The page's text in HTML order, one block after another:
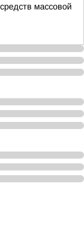
массовой